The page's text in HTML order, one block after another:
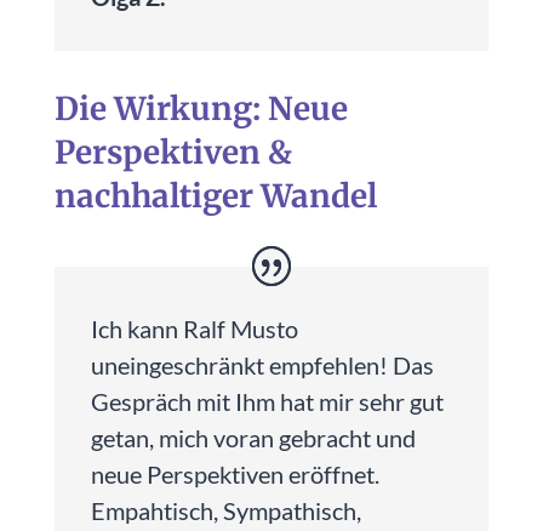
Die Wirkung: Neue
Perspektiven &
nachhaltiger Wandel
Ich kann Ralf Musto
uneingeschränkt empfehlen! Das
Gespräch mit Ihm hat mir sehr gut
getan, mich voran gebracht und
neue Perspektiven eröffnet.
Empahtisch, Sympathisch,